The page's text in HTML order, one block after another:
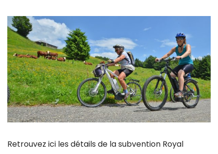
Retrouvez ici les détails de la subvention Royal